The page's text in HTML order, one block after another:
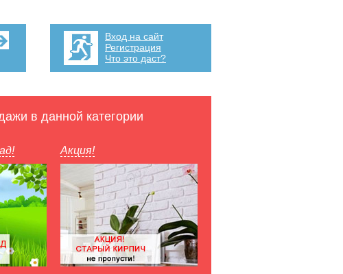
Вход на сайт
Регистрация
Что это даст?
в данной категории
Акция!